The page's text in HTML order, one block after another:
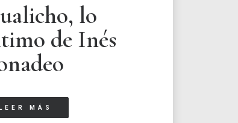
lo
de Inés
LEER MÁS